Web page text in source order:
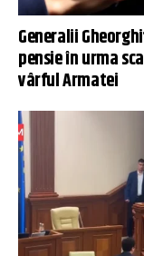
Generalii
pensie în urma
vârful Armatei